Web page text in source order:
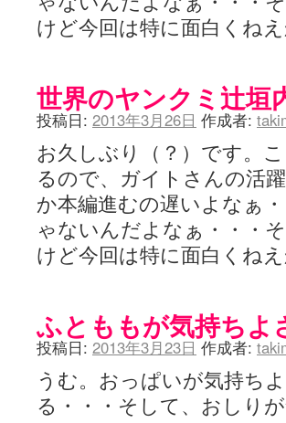
けど今回は特に面白くね
世界のヤンクミ辻垣
投稿日: 2013年3月26日 作成者:
お久しぶり（？）です。
るので、ガイトさんの活
か本編進むの遅いよなぁ
ゃないんだよなぁ・・・
けど今回は特に面白くね
ふとももが気持ちよ
投稿日: 2013年3月23日 作成者:
うむ。おっぱいが気持ち
る・・・そして、おしり